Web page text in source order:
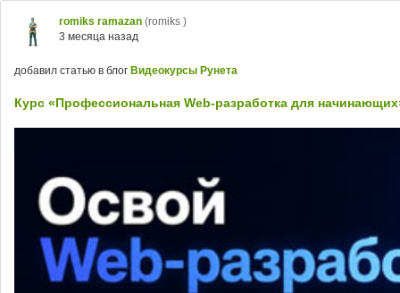
romiks ramazan (romiks )
3 месяца назад
добавил статью в блог Видеокурсы Рунета
Курс «Профессиональная Web-разработка для